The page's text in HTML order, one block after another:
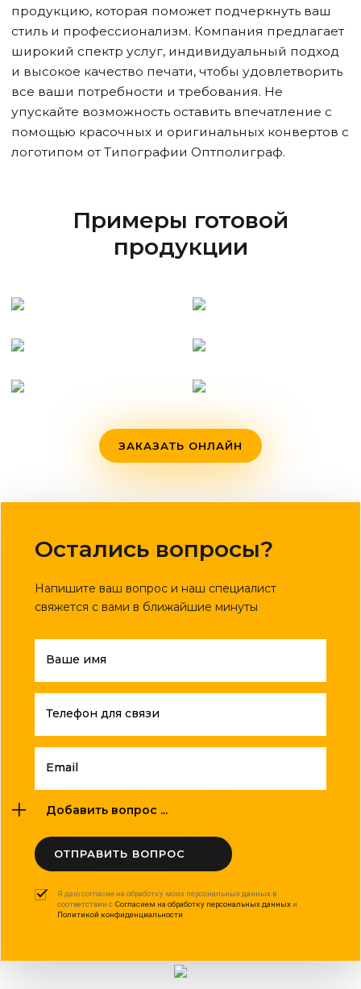
продукцию, которая поможет подчеркнуть ваш
стиль и профессионализм. Компания предлагает
широкий спектр услуг, индивидуальный подход
и высокое качество печати, чтобы удовлетворить
все ваши потребности и требования. Не
упускайте возможность оставить впечатление с
помощью красочных и оригинальных конвертов с
логотипом от Типографии Оптполиграф.
Примеры готовой
продукции
ЗАКАЗАТЬ ОНЛАЙН
Остались вопросы?
Напишите ваш вопрос и наш специалист
свяжется с вами в ближайшие минуты
Ваше имя
Телефон для связи
Email
Добавить вопрос ...
ОТПРАВИТЬ ВОПРОС
Я даю согласие на обработку моих персональных данных в
соответствии с Согласием на обработку персональных данных и
Политикой конфиденциальности